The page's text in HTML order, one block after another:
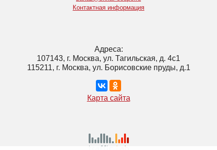
Контактная информация
Адреса:
107143, г. Москва, ул. Тагильская, д. 4с1
115211, г. Москва, ул. Борисовские пруды, д.1
Карта сайта